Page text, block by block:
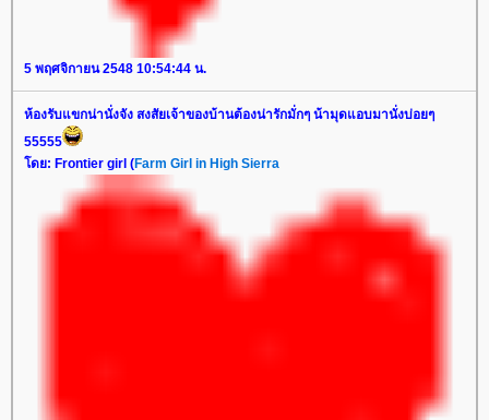
5 พฤศจิกายน 2548 10:54:44 น.
ห้องรับแขกน่านั่งจัง สงสัยเจ้าของบ้านต้องน่ารักมั่กๆ น้ามุดแอบมานั่งบ่อยๆ
55555
ดย: Frontier girl (Farm Girl in High Sierra